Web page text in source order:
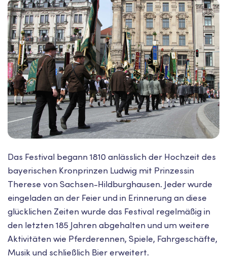
Das Festival begann 1810 anlässlich der Hochzeit des
bayerischen Kronprinzen Ludwig mit Prinzessin
Therese von Sachsen-Hildburghausen. Jeder wurde
eingeladen an der Feier und in Erinnerung an diese
glücklichen Zeiten wurde das Festival regelmäßig in
den letzten 185 Jahren abgehalten und um weitere
Aktivitäten wie Pferderennen, Spiele, Fahrgeschäfte,
Musik und schließlich Bier erweitert.